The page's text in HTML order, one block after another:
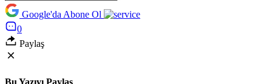
Google'da Abone Ol
0
Paylaş
Bu Yazıyı Paylaş